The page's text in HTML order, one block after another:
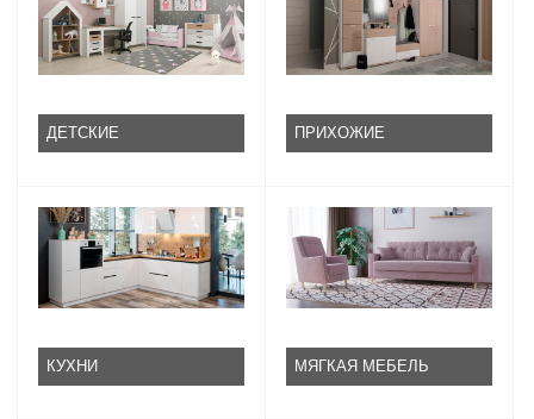
ДЕТСКИЕ ПРИХОЖИЕ
КУХНИ МЯГКАЯ МЕБЕЛЬ